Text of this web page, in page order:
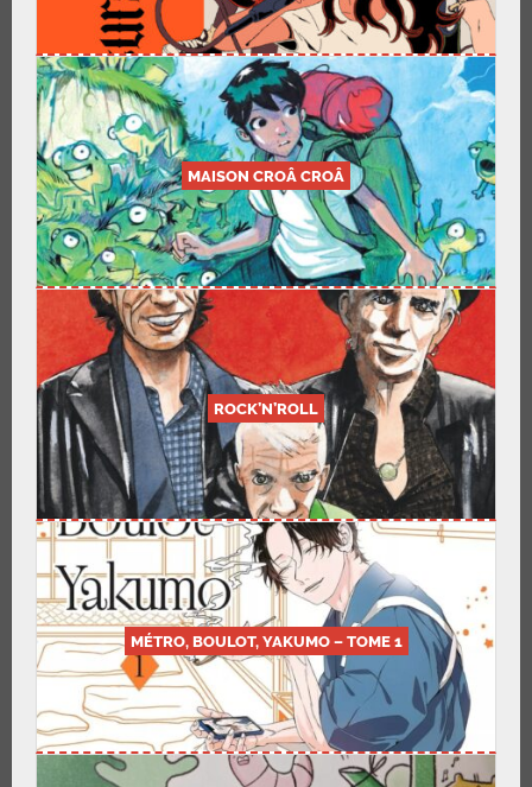
MAISON CROÂ CROÂ
ROCK’N’ROLL
MÉTRO, BOULOT, YAKUMO – TOME 1